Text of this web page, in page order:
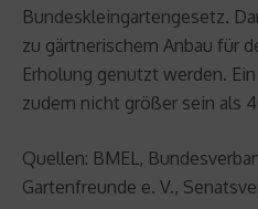
Bundeskleingartengesetz.
zu gärtnerischem Anbau für
Erholung genutzt werden.
zudem nicht größer sein als
Quellen: BMEL,
Gartenfreunde e. V.,